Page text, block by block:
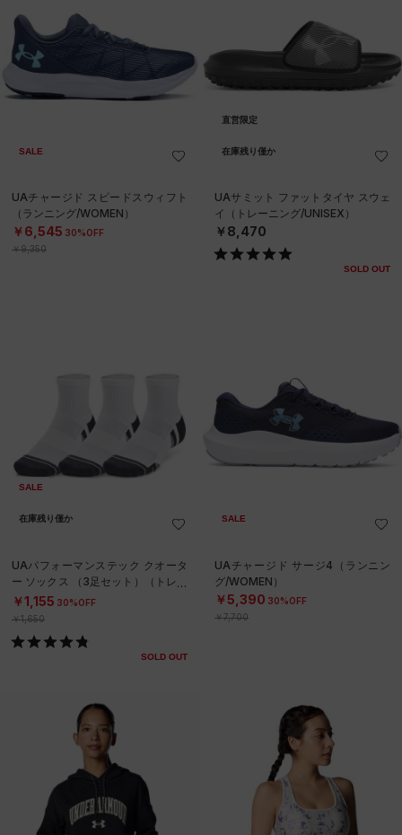
SALE
UAチャージド スピードスウィフト
（ランニング/WOMEN）
￥6,545 30%OFF
￥9,350
直営限定
在庫残り僅か
UAサミット ファットタイヤ スウェ
イ（トレーニング/UNISEX）
￥8,470
SOLD OUT
SALE
在庫残り僅か
UAパフォーマンステック クオータ
ー ソックス （3足セット）（トレー
ニング/UNISEX）
￥1,155 30%OFF
￥1,650
SOLD OUT
SALE
UAチャージド サージ4（ランニン
グ/WOMEN）
￥5,390 30%OFF
￥7,700